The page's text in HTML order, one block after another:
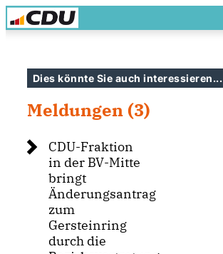
Dies könnte Sie auch interessieren...
Meldungen (3)
CDU-Fraktion
in der BV-Mitte
bringt
Änderungsantrag
zum
Gersteinring
durch die